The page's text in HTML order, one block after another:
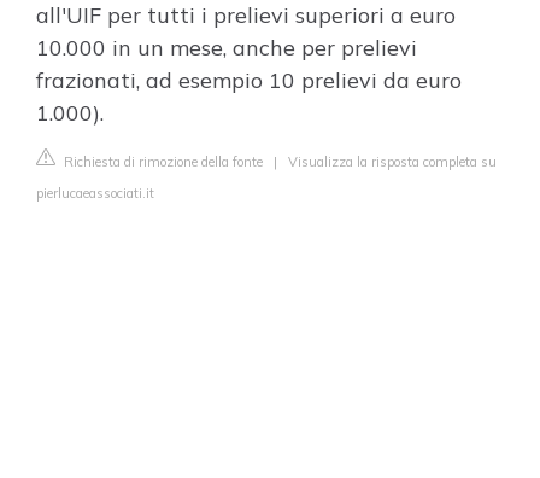
all'UIF per tutti i prelievi superiori a euro
10.000 in un mese, anche per prelievi
frazionati, ad esempio 10 prelievi da euro
1.000).
Richiesta di rimozione della fonte | Visualizza la risposta completa su
pierlucaeassociati.it